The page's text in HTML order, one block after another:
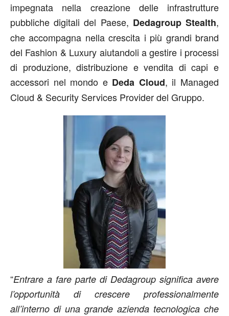
impegnata nella creazione delle infrastrutture
pubbliche digitali del Paese, Dedagroup Stealth,
che accompagna nella crescita i più grandi brand
del Fashion & Luxury aiutandoli a gestire i processi
di produzione, distribuzione e vendita di capi e
accessori nel mondo e Deda Cloud, il Managed
Cloud & Security Services Provider del Gruppo.
“Entrare a fare parte di Dedagroup significa avere
l’opportunità di crescere professionalmente
all’interno di una grande azienda tecnologica che